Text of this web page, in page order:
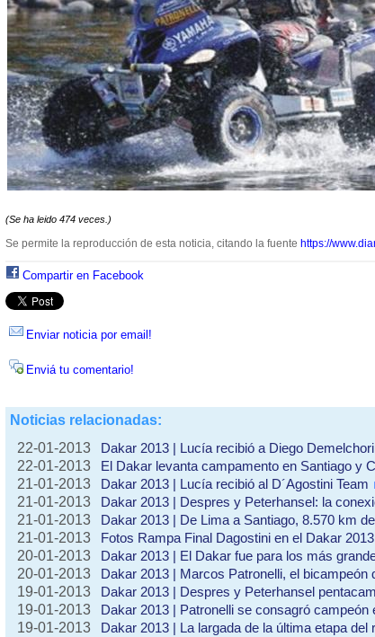
(Se ha leido 474 veces.)
Se permite la reproducción de esta noticia, citando la fuente https://
Compartir en Facebook
Enviar noticia por email!
Enviá tu comentario!
Noticias relacionadas:
22-01-2013
Dakar 2013 | Lucía recibió a Diego Demelchori
22-01-2013
El Dakar levanta campamento en Santiago y
21-01-2013
Dakar 2013 | Lucía recibió al D´Agostini Team
21-01-2013
Dakar 2013 | Despres y Peterhansel: la
21-01-2013
Dakar 2013 | De Lima a Santiago, 8.570 km
21-01-2013
Fotos Rampa Final Dagostini en el Dakar 2013
20-01-2013
Dakar 2013 | El Dakar fue para los más
20-01-2013
Dakar 2013 | Marcos Patronelli, el
19-01-2013
Dakar 2013 | Despres y Peterhansel
19-01-2013
Dakar 2013 | Patronelli se consagró campeón
19-01-2013
Dakar 2013 | La largada de la última etapa del